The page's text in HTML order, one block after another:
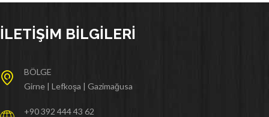
İLETIŞIM BILGILERI
BÖLGE
Girne | Lefkoşa | Gazimağusa
+90 392 444 43 62